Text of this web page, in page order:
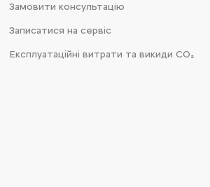
Замовити консультацію
Записатися на сервіс
Експлуатаційні витрати та викиди CO₂